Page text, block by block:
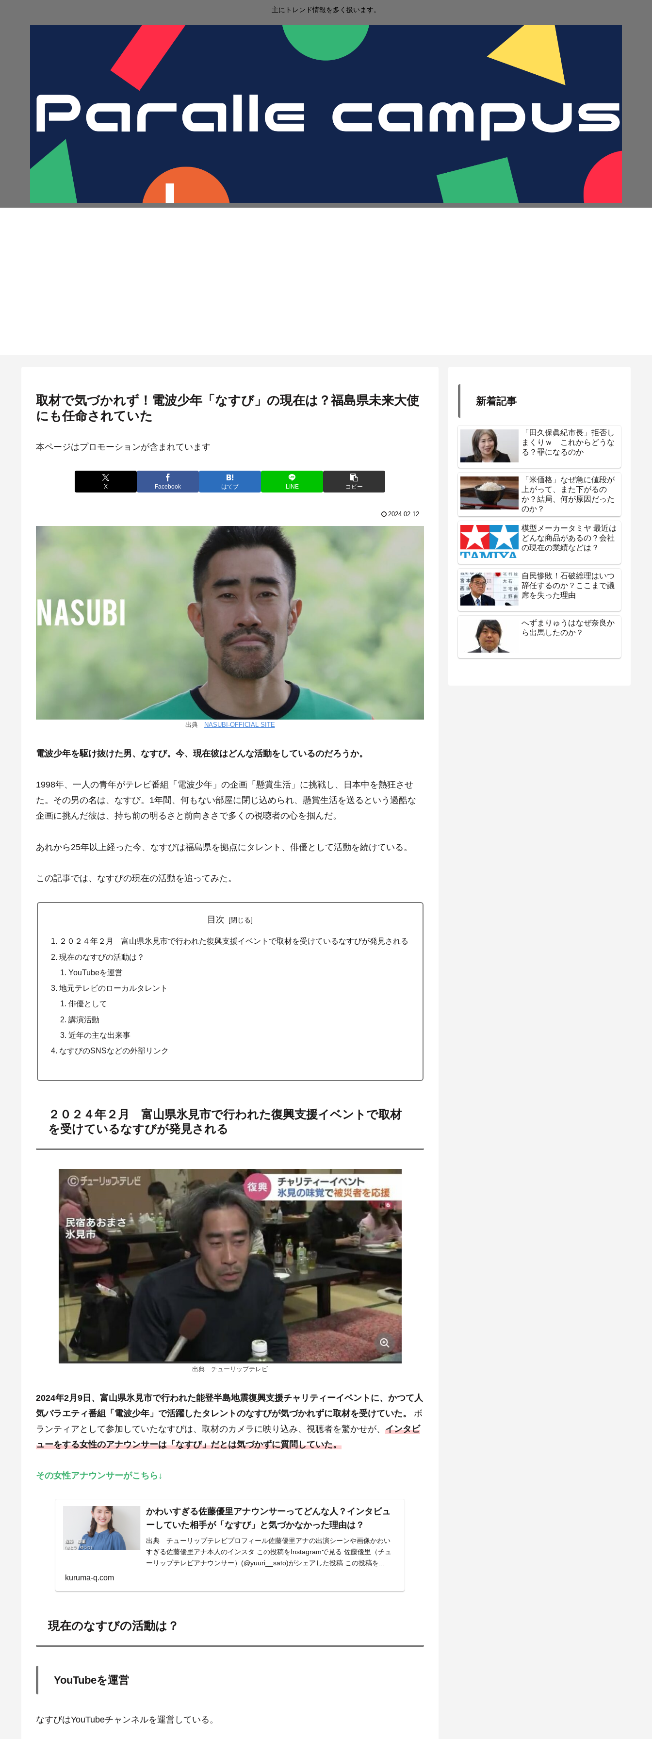
主にトレンド情報を多く扱います。
取材で気づかれず！電波少年「なすび」の現在は？福島県未来大使
にも任命されていた
本ページはプロモーションが含まれています
X Facebook はてブ LINE コピー
2024.02.12
出典 NASUBI-OFFICIAL SITE
電波少年を駆け抜けた男、なすび。今、 現在彼はどんな活動をしているのだろうか。
1998年、一人の青年がテレビ番組「電波少年」の企画「懸賞生活」に挑戦し、日本中を熱狂させ
た。その男の名は、なすび。1年間、何もない部屋に閉じ込められ、懸賞生活を送るという過酷な
企画に挑んだ彼は、持ち前の明るさと前向きさで多くの視聴者の心を掴んだ。
あれから25年以上経った今、なすびは福島県を拠点にタレント、俳優として活動を続けている。
この記事では、なすびの現在の活動を追ってみた。
目次
２０２４年２月 富山県氷見市で行われた復興支援イベントで取材を受けているなすびが発見される
現在のなすびの活動は？
YouTubeを運営
地元テレビのローカルタレント
俳優として
講演活動
近年の主な出来事
なすびのSNSなどの外部リンク
２０２４年２月 富山県氷見市で行われた復興支援イベントで取材
を受けているなすびが発見される
出典 チューリップテレビ
2024年2月9日、富山県氷見市で行われた能登半島地震復興支援チャリティーイベントに、かつて人
気バラエティ番組「電波少年」で活躍したタレントのなすびが気づかれずに取材を受けていた。
ボ
ランティアとして参加していたなすびは、取材のカメラに映り込み、視聴者を驚かせが、 インタビ
ューをする女性のアナウンサーは「なすび」だとは気づかずに質問していた。
その女性アナウンサーがこちら↓
かわいすぎる佐藤優里アナウンサーってどんな人？インタビュ
ーしていた相手が「なすび」と気づかなかった理由は？
出典 チューリップテレビプロフィール佐藤優里アナの出演シーンや画像かわい
すぎる佐藤優里アナ本人のインスタ この投稿をInstagramで見る 佐藤優里（チュ
ーリップテレビアナウンサー）(@yuuri__sato)がシェアした投稿 この投稿を...
kuruma-q.com
現在のなすびの活動は？
YouTubeを運営
なすびはYouTubeチャンネルを運営している。
新着記事
「田久保眞紀市長」拒否し
まくりｗ これからどうな
る？罪になるのか
「米価格」なぜ急に値段が
上がって、また下がるの
か？結局、何が原因だった
のか？
模型メーカータミヤ 最近は
どんな商品があるの？会社
の現在の業績などは？
自民惨敗！石破総理はいつ
辞任するのか？ここまで議
席を失った理由
へずまりゅうはなぜ奈良か
ら出馬したのか？